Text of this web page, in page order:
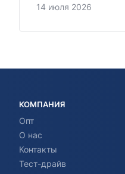
14 июля 2026
КОМПАНИЯ
Опт
О нас
Контакты
Тест-драйв